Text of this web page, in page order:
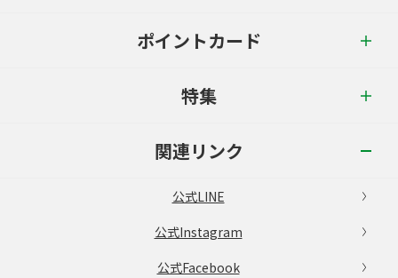
ポイントカード
特集
関連リンク
公式LINE
公式Instagram
公式Facebook